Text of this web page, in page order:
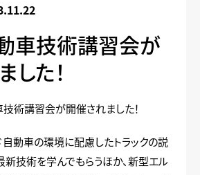
車技術講習会が
した！
術講習会が開催されました！
動車の環境に配慮したトラックの説
新技術を学んでもらうほか、新型エル